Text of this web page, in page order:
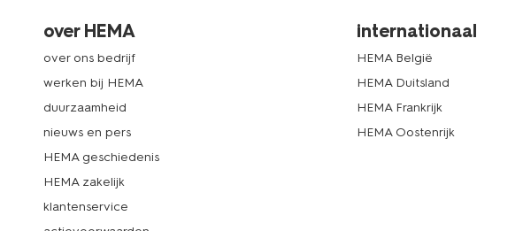
over HEMA
over ons bedrijf
werken bij HEMA
duurzaamheid
nieuws en pers
HEMA geschiedenis
HEMA zakelijk
klantenservice
internationaal
HEMA België
HEMA Duitsland
HEMA Frankrijk
HEMA Oostenrijk